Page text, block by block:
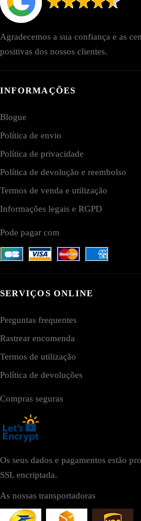
Agradecemos a sua confiança e as
positivas dos nossos clientes.
INFORMAÇÕES
Blogue
Política de envio
Política de privacidade
Política de devolução e reembolso
Termos de venda e utilização
Informações legais e RGPD
Pode pagar com
SERVIÇOS ONLINE
Perguntas frequentes
Rastrear encomenda
Termos de utilização
Política de devoluções
Compras seguras
Os seus dados e pagamentos estão
SSL encriptada.
As nossas transportadoras